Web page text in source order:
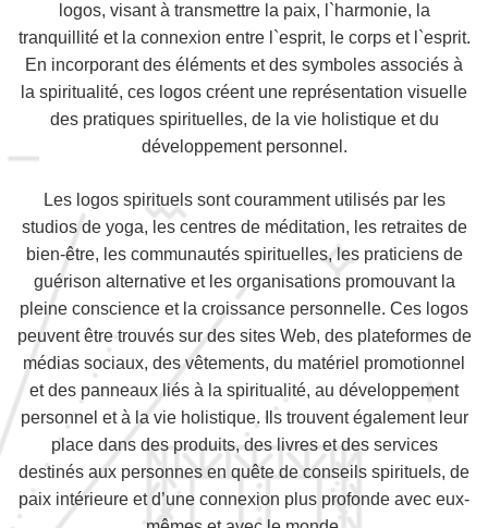
logos, visant à transmettre la paix, l`harmonie, la
tranquillité et la connexion entre l`esprit, le corps et l`esprit.
En incorporant des éléments et des symboles associés à
la spiritualité, ces logos créent une représentation visuelle
des pratiques spirituelles, de la vie holistique et du
développement personnel.
Les logos spirituels sont couramment utilisés par les
studios de yoga, les centres de méditation, les retraites de
bien-être, les communautés spirituelles, les praticiens de
guérison alternative et les organisations promouvant la
pleine conscience et la croissance personnelle. Ces logos
peuvent être trouvés sur des sites Web, des plateformes de
médias sociaux, des vêtements, du matériel promotionnel
et des panneaux liés à la spiritualité, au développement
personnel et à la vie holistique. Ils trouvent également leur
place dans des produits, des livres et des services
destinés aux personnes en quête de conseils spirituels, de
paix intérieure et d’une connexion plus profonde avec eux-